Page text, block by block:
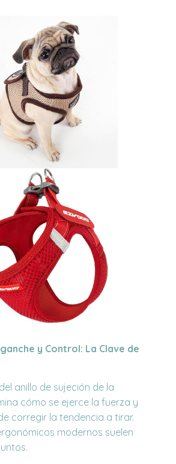
y Control: La Clave de
anillo de sujeción de la
cómo se ejerce la fuerza y
corregir la tendencia a tirar.
modernos suelen